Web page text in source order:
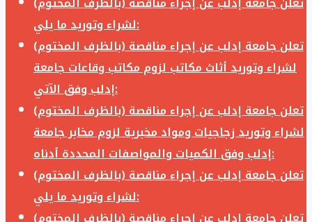
لشراء وتوريد ما يلي:
تعلن جامعة إدلب عن إجراء مناقصة (بالظرف المختوم)
لشراء وتوريد أثاث مكاتب لزوم مكاتب وقاعات جامعة
إدلب وفق الآتي:
تعلن جامعة إدلب عن إجراء مناقصة (بالظرف المختوم)
لشراء وتوريد زجاجيات ومواد مخبرية لزوم مخابر جامعة
إدلب وفق الكميات والمواصفات المحددة أدناه:
تعلن جامعة إدلب عن إجراء مناقصة (بالظرف المختوم)
لشراء وتوريد ما يلي: